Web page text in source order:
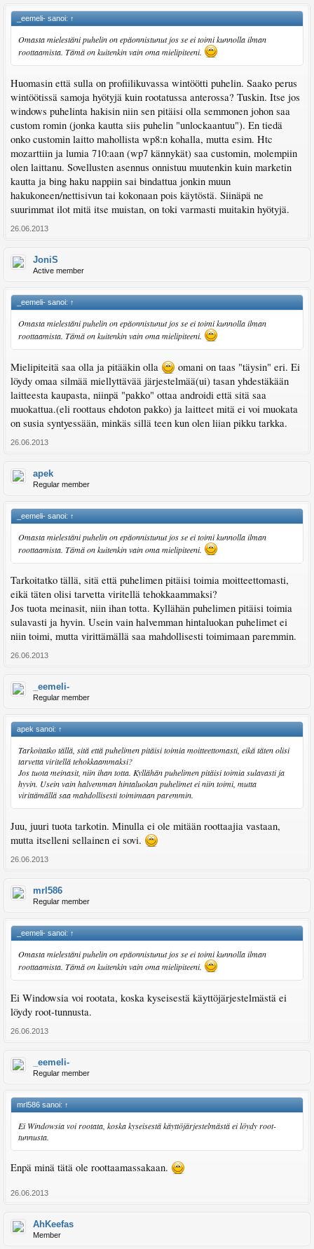
_eemeli- sanoi: ↑
Omasta mielestäni puhelin on epäonnistunut jos se ei toimi kunnolla ilman
roottaamista. Tämä on kuitenkin vain oma mielipiteeni.
Huomasin että sulla on profiilikuvassa wintöötti puhelin. Saako perus
wintöötissä samoja hyötyjä kuin rootatussa anterossa? Tuskin. Itse jos
windows puhelinta hakisin niin sen pitäisi olla semmonen johon saa
custom romin (jonka kautta siis puhelin "unlockaantuu"). En tiedä
onko customin laitto mahollista wp8:n kohalla, mutta esim. Htc
mozarttiin ja lumia 710:aan (wp7 kännykät) saa customin, molempiin
olen laittanu. Sovellusten asennus onnistuu muutenkin kuin marketin
kautta ja bing haku nappiin sai bindattua jonkin muun
hakukoneen/nettisivun tai kokonaan pois käytöstä. Siinäpä ne
suurimmat ilot mitä itse muistan, on toki varmasti muitakin hyötyjä.
26.06.2013
JoniS
Active member
_eemeli- sanoi: ↑
Omasta mielestäni puhelin on epäonnistunut jos se ei toimi kunnolla ilman
roottaamista. Tämä on kuitenkin vain oma mielipiteeni.
Mielipiteitä saa olla ja pitääkin olla
omani on taas "täysin" eri. Ei
löydy omaa silmää miellyttävää järjestelmää(ui) tasan yhdestäkään
laitteesta kaupasta, niinpä "pakko" ottaa androidi että sitä saa
muokattua.(eli roottaus ehdoton pakko) ja laitteet mitä ei voi muokata
on susia syntyessään, minkäs sillä teen kun olen liian pikku tarkka.
26.06.2013
apek
Regular member
_eemeli- sanoi: ↑
Omasta mielestäni puhelin on epäonnistunut jos se ei toimi kunnolla ilman
roottaamista. Tämä on kuitenkin vain oma mielipiteeni.
Tarkoitatko tällä, sitä että puhelimen pitäisi toimia moitteettomasti,
eikä täten olisi tarvetta viritellä tehokkaammaksi?
Jos tuota meinasit, niin ihan totta. Kyllähän puhelimen pitäisi toimia
sulavasti ja hyvin. Usein vain halvemman hintaluokan puhelimet ei
niin toimi, mutta virittämällä saa mahdollisesti toimimaan paremmin.
26.06.2013
_eemeli-
Regular member
apek sanoi: ↑
Tarkoitatko tällä, sitä että puhelimen pitäisi toimia moitteettomasti, eikä täten olisi
tarvetta viritellä tehokkaammaksi?
Jos tuota meinasit, niin ihan totta. Kyllähän puhelimen pitäisi toimia sulavasti ja
hyvin. Usein vain halvemman hintaluokan puhelimet ei niin toimi, mutta
virittämällä saa mahdollisesti toimimaan paremmin.
Juu, juuri tuota tarkotin. Minulla ei ole mitään roottaajia vastaan,
mutta itselleni sellainen ei sovi.
26.06.2013
mrl586
Regular member
_eemeli- sanoi: ↑
Omasta mielestäni puhelin on epäonnistunut jos se ei toimi kunnolla ilman
roottaamista. Tämä on kuitenkin vain oma mielipiteeni.
Ei Windowsia voi rootata, koska kyseisestä käyttöjärjestelmästä ei
löydy root-tunnusta.
26.06.2013
_eemeli-
Regular member
mrl586 sanoi: ↑
Ei Windowsia voi rootata, koska kyseisestä käyttöjärjestelmästä ei löydy root-
tunnusta.
Enpä minä tätä ole roottaamassakaan.
26.06.2013
AhKeefas
Member